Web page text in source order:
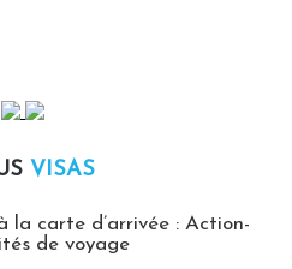
VISAS
la carte d’arrivée : Action-
de voyage